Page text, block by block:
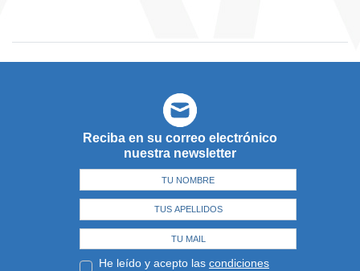
Reciba en su correo electrónico
nuestra newsletter
He leído y acepto las condiciones